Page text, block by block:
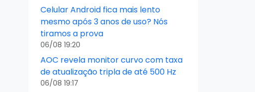
Celular Android fica mais lento
mesmo após 3 anos de uso? Nós
tiramos a prova
06/08 19:20
AOC revela monitor curvo com taxa
de atualização tripla de até 500 Hz
06/08 19:17